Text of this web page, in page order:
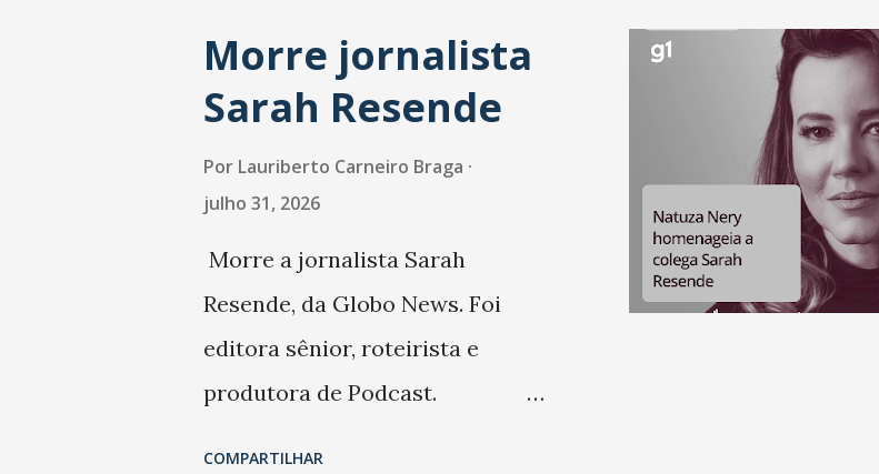
Morre jornalista
Sarah Resende
Por Lauriberto Carneiro Braga
julho 31, 2026
Morre a jornalista Sarah
Resende, da Globo News. Foi
editora sênior, roteirista e
produtora de Podcast.
COMPARTILHAR